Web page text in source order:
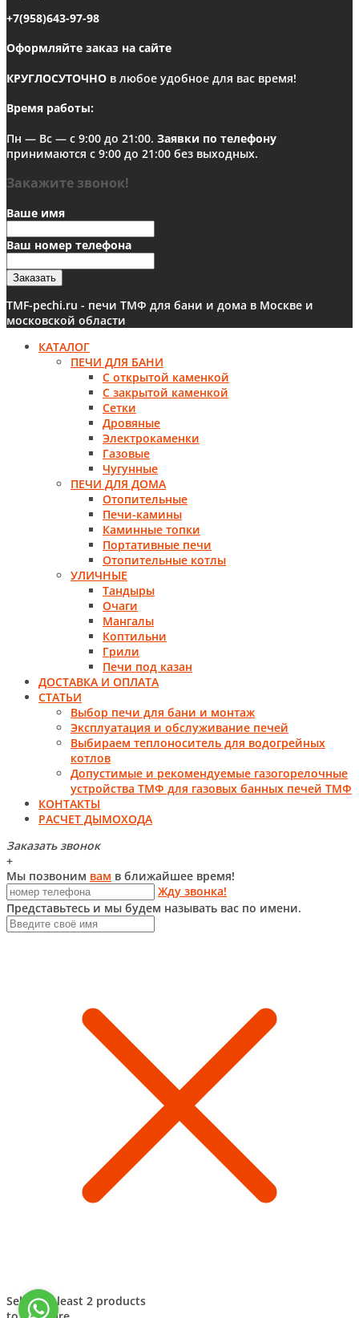
+7(958)643-97-98
Оформляйте заказ на сайте
КРУГЛОСУТОЧНО в любое удобное для вас время!
Время работы:
Пн — Вс — с 9:00 до 21:00. Заявки по телефону
принимаются с 9:00 до 21:00 без выходных.
Закажите звонок!
Ваше имя
Ваш номер телефона
Заказать
TMF-pechi.ru - печи ТМФ для бани и дома в Москве и
московской области
КАТАЛОГ
ПЕЧИ ДЛЯ БАНИ
С открытой каменкой
С закрытой каменкой
Сетки
Дровяные
Электрокаменки
Газовые
Чугунные
ПЕЧИ ДЛЯ ДОМА
Отопительные
Печи-камины
Каминные топки
Портативные печи
Отопительные котлы
УЛИЧНЫЕ
Тандыры
Очаги
Мангалы
Коптильни
Грили
Печи под казан
ДОСТАВКА И ОПЛАТА
СТАТЬИ
Выбор печи для бани и монтаж
Эксплуатация и обслуживание печей
Выбираем теплоноситель для водогрейных
котлов
Допустимые и рекомендуемые газогорелочные
устройства ТМФ для газовых банных печей ТМФ
КОНТАКТЫ
РАСЧЕТ ДЫМОХОДА
Заказать звонок
+
Мы позвоним вам в ближайшее время!
Жду звонка!
Представьтесь и мы будем называть вас по имени.
Select at least 2 products